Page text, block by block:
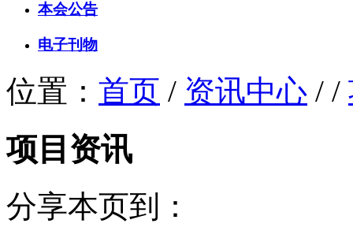
本会公告
电子刊物
位置： 首页 / 资讯中心 / /
项目资讯
分享本页到：